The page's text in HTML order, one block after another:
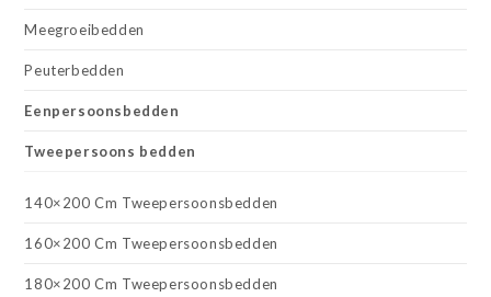
Meegroeibedden
Peuterbedden
Eenpersoonsbedden
Tweepersoons bedden
140×200 Cm Tweepersoonsbedden
160×200 Cm Tweepersoonsbedden
180×200 Cm Tweepersoonsbedden